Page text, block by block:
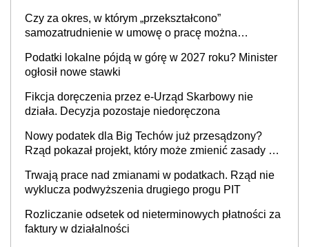
prowadzeniem działalności gospodarczej
Czy za okres, w którym „przekształcono”
samozatrudnienie w umowę o pracę można
cywilnoprawnej jedynym racjonalnym wyjściem
Podatki lokalne pójdą w górę w 2027 roku? Minister
ogłosił nowe stawki
Fikcja doręczenia przez e-Urząd Skarbowy nie
działa. Decyzja pozostaje niedoręczona
Nowy podatek dla Big Techów już przesądzony?
Rząd pokazał projekt, który może zmienić zasady gry
Trwają prace nad zmianami w podatkach. Rząd nie
wyklucza podwyższenia drugiego progu PIT
Rozliczanie odsetek od nieterminowych płatności za
faktury w działalności